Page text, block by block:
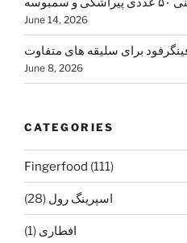
June 14, 2026
برای سلیقه های متفاوت
June 8, 2026
CATEGORIES
Fingerfood (111)
اسپرينگ رول (28)
افطاری (1)